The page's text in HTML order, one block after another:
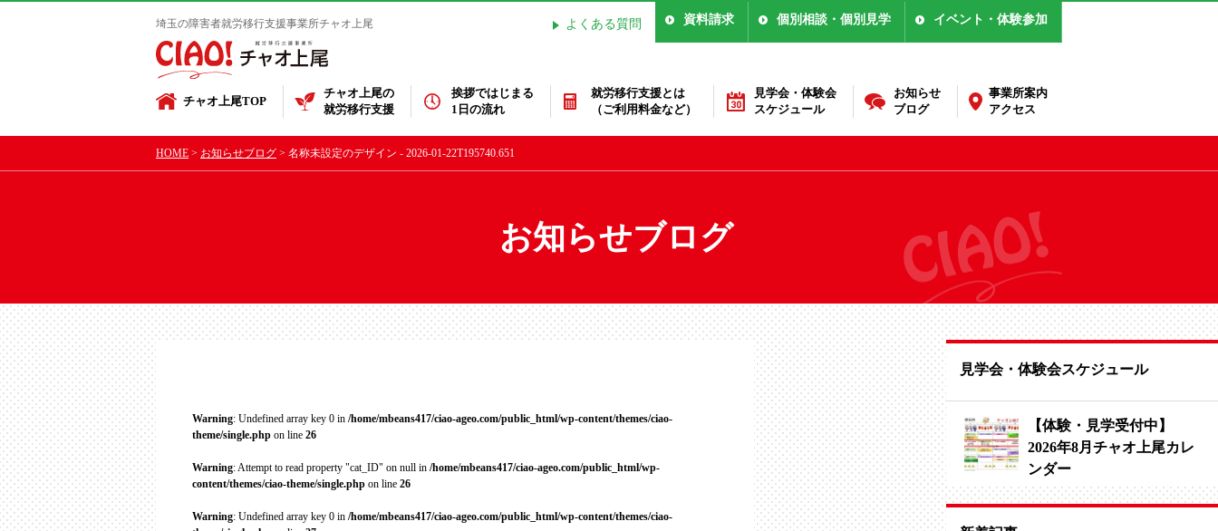
埼玉の障害者就労移行支援事業所チャオ上尾 よくある質問 資料請求 個別相談・個別見学 イベント・体験参加
チャオ上尾TOP
チャオ上尾の
就労移行支援
挨拶ではじまる
1日の流れ
就労移行支援とは
（ご利用料金など）
見学会・体験会
スケジュール
お知らせ
ブログ
事業所案内
アクセス
HOME お知らせブログ 名称未設定のデザイン - 2026-01-22T195740.651
お知らせブログ
Warning: Undefined array key 0 in /home/mbeans417/ciao-ageo.com/public_html/wp-content/themes/ciao-
theme/single.php on line 26
Warning: Attempt to read property "cat_ID" on null in /home/mbeans417/ciao-ageo.com/public_html/wp-
content/themes/ciao-theme/single.php on line 26
Warning: Undefined array key 0 in /home/mbeans417/ciao-ageo.com/public_html/wp-content/themes/ciao-
見学会・体験会スケジュール
【体験・見学受付中】
2026年8月チャオ上尾カレ
ンダー